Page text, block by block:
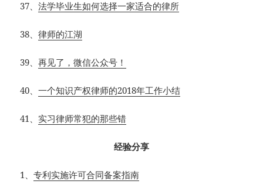
37、法学毕业生如何选择一家适合的律所
38、律师的江湖
39、再见了，微信公众号！
40、一个知识产权律师的2018年工作小结
41、 实习律师常犯的那些错
经验分享
1、专利实施许可合同备案指南